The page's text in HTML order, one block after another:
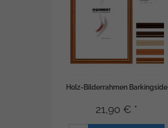
Holz-Bilderrahmen Barkingside
21,90 € *